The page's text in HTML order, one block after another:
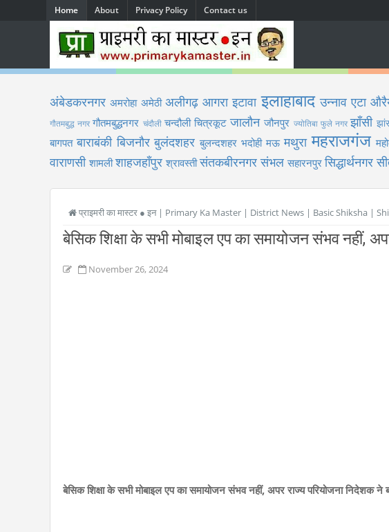
Home About Privacy Policy Contact us
अंबेडकरनगर अमरोहा अमेठी अलीगढ़ आगरा इटावा इलाहाबाद उन्नाव एटा
गौतमबुद्ध नगर गौतमबुद्धनगर चंदौली चन्दौली चित्रकूट जालौन जौनपुर ज्योतिबा फुले नगर झाँसी
बागपत बाराबंकी बिजनौर बुलंदशहर बुलन्दशहर भदोही मऊ मथुरा महराजगंज
वाराणसी शामली शाहजहाँपुर श्रावस्ती संतकबीरनगर संभल सहारनपुर सिद्धार्थनगर
प्राइमरी का मास्टर ● इन | Primary Ka Master | District News | Basic Shiksha |
बेसिक शिक्षा के सभी मोबाइल एप का समायोजन संभव नहीं,
November 26, 2024
बेसिक शिक्षा के सभी मोबाइल एप का समायोजन संभव नहीं, अपर राज्य परियोजना निदेशक ने